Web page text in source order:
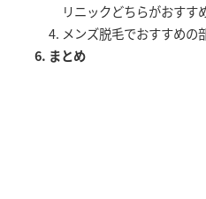
リニックどちらがおすす
メンズ脱毛でおすすめの
まとめ